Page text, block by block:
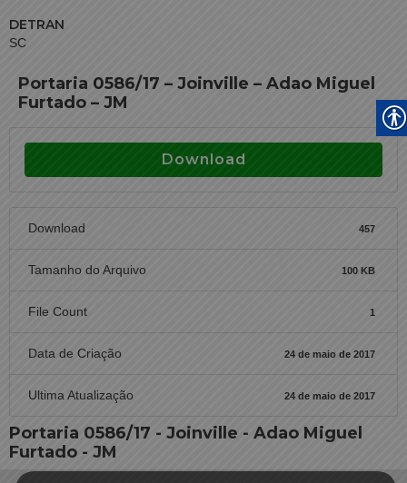
DETRAN
SC
Portaria 0586/17 – Joinville – Adao Miguel
Furtado – JM
Download
Download 457
Tamanho do Arquivo 100 KB
File Count 1
Data de Criação 24 de maio de 2017
Ultima Atualização 24 de maio de 2017
Portaria 0586/17 - Joinville - Adao Miguel
Furtado - JM